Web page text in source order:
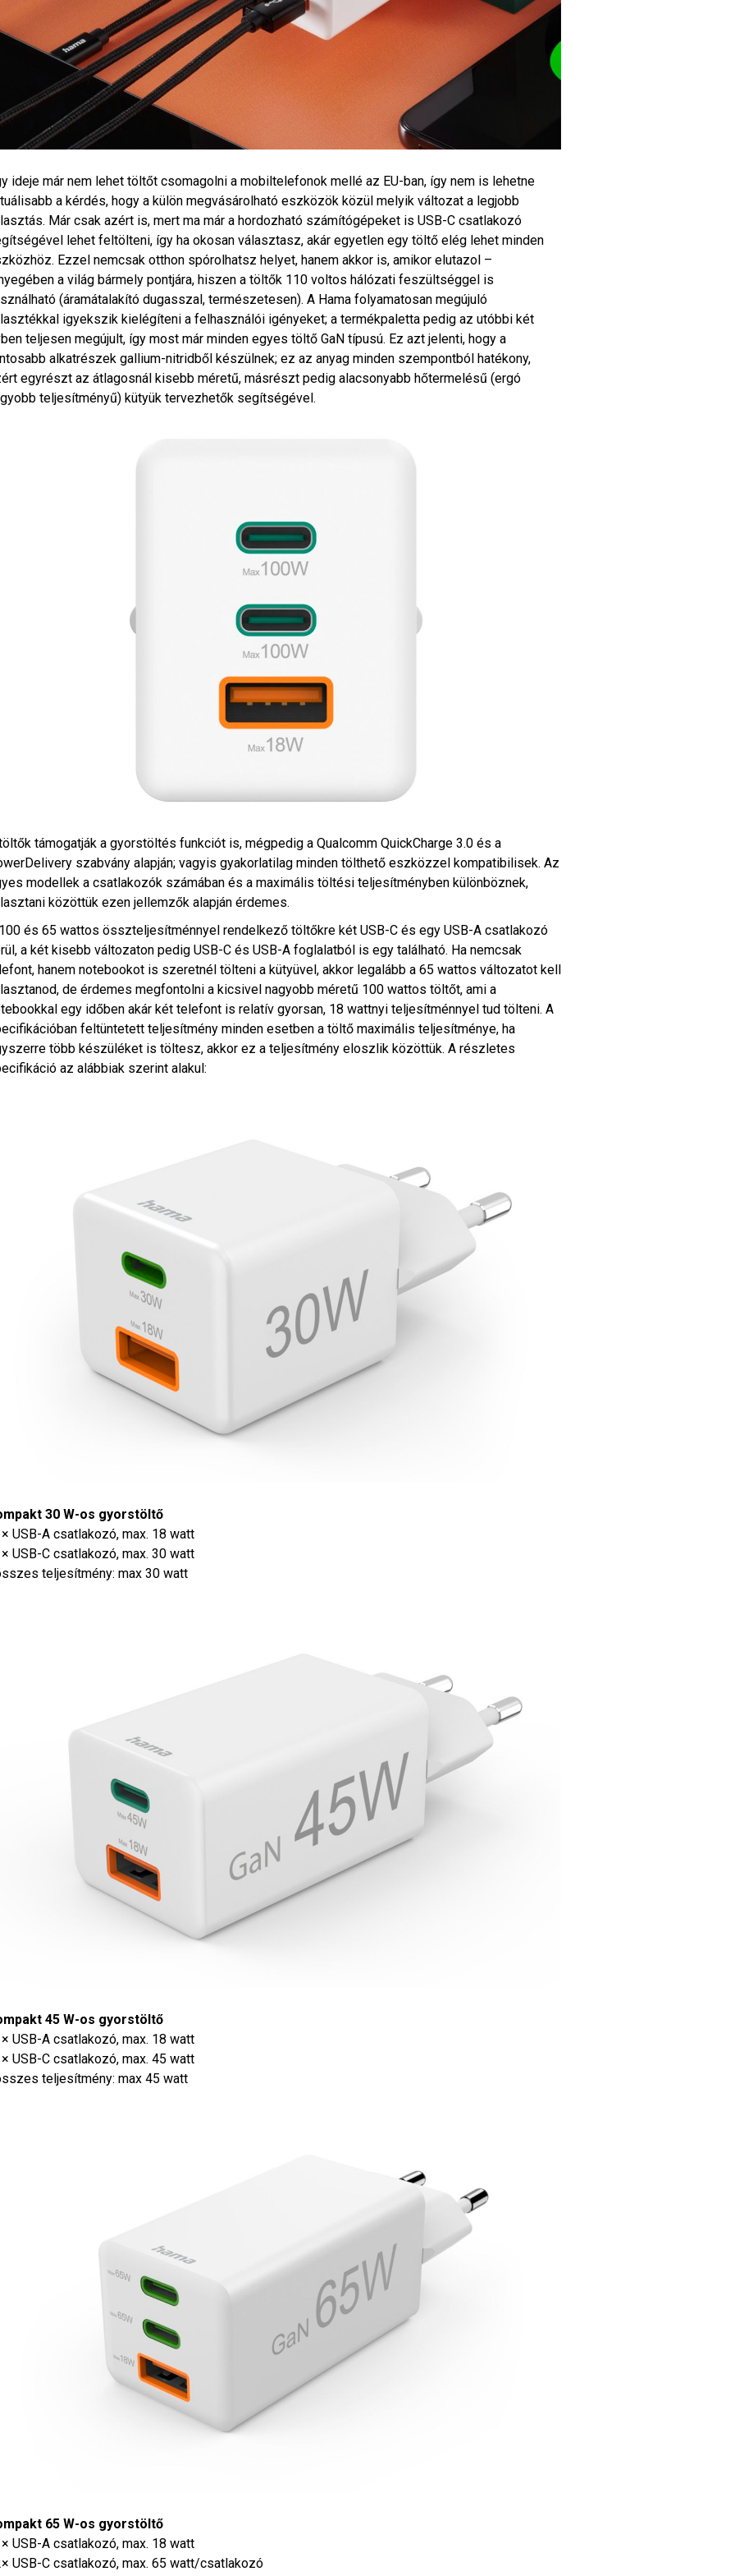
ideje már nem lehet töltőt csomagolni a mobiltelefonok mellé az EU-ban, így nem is lehetne
a kérdés, hogy a külön megvásárolható eszközök közül melyik változat a legjobb
Már csak azért is, mert ma már a hordozható számítógépeket is USB-C csatlakozó
lehet feltölteni, így ha okosan választasz, akár egyetlen egy töltő elég lehet minden
Ezzel nemcsak otthon spórolhatsz helyet, hanem akkor is, amikor elutazol –
a világ bármely pontjára, hiszen a töltők 110 voltos hálózati feszültséggel is
(áramátalakító dugasszal, természetesen). A Hama folyamatosan megújuló
igyekszik kielégíteni a felhasználói igényeket; a termékpaletta pedig az utóbbi két
teljesen megújult, így most már minden egyes töltő GaN típusú. Ez azt jelenti, hogy a
alkatrészek gallium-nitridből készülnek; ez az anyag minden szempontból hatékony,
egyrészt az átlagosnál kisebb méretű, másrészt pedig alacsonyabb hőtermelésű (ergó
teljesítményű) kütyük tervezhetők segítségével.
támogatják a gyorstöltés funkciót is, mégpedig a Qualcomm QuickCharge 3.0 és a
szabvány alapján; vagyis gyakorlatilag minden tölthető eszközzel kompatibilisek. Az
modellek a csatlakozók számában és a maximális töltési teljesítményben különböznek,
közöttük ezen jellemzők alapján érdemes.
és 65 wattos összteljesítménnyel rendelkező töltőkre két USB-C és egy USB-A csatlakozó
a két kisebb változaton pedig USB-C és USB-A foglalatból is egy található. Ha nemcsak
hanem notebookot is szeretnél tölteni a kütyüvel, akkor legalább a 65 wattos változatot kell
de érdemes megfontolni a kicsivel nagyobb méretű 100 wattos töltőt, ami a
egy időben akár két telefont is relatív gyorsan, 18 wattnyi teljesítménnyel tud tölteni. A
feltüntetett teljesítmény minden esetben a töltő maximális teljesítménye, ha
több készüléket is töltesz, akkor ez a teljesítmény eloszlik közöttük. A részletes
az alábbiak szerint alakul:
30 W-os gyorstöltő
USB-A csatlakozó, max. 18 watt
USB-C csatlakozó, max. 30 watt
teljesítmény: max 30 watt
45 W-os gyorstöltő
USB-A csatlakozó, max. 18 watt
USB-C csatlakozó, max. 45 watt
teljesítmény: max 45 watt
65 W-os gyorstöltő
USB-A csatlakozó, max. 18 watt
USB-C csatlakozó, max. 65 watt/csatlakozó